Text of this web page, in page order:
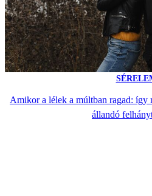
Amikor a lélek a múltban ragad: így
állandó